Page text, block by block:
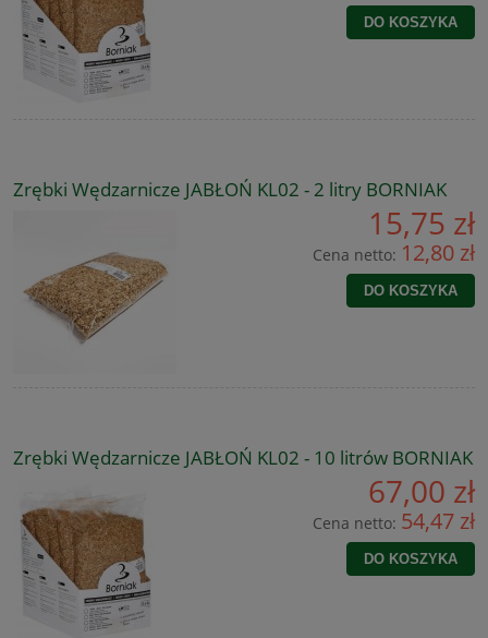
DO KOSZYKA
Zrębki Wędzarnicze JABŁOŃ KL02 - 2 litry BORNIAK
15,75 zł
Cena netto: 12,80 zł
DO KOSZYKA
Zrębki Wędzarnicze JABŁOŃ KL02 - 10 litrów BORNIAK
67,00 zł
Cena netto: 54,47 zł
DO KOSZYKA